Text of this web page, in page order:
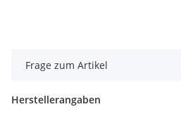
Frage zum Artikel
Herstellerangaben